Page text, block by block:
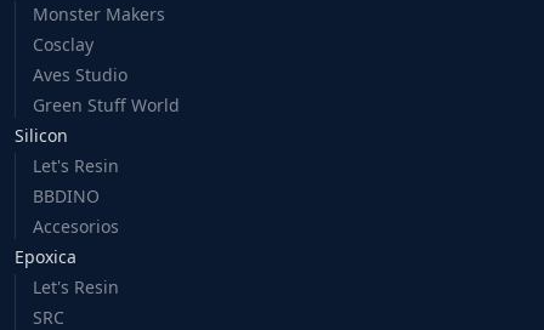
Monster Makers
Cosclay
Aves Studio
Green Stuff World
Silicon
Let's Resin
BBDINO
Accesorios
Epoxica
Let's Resin
SRC